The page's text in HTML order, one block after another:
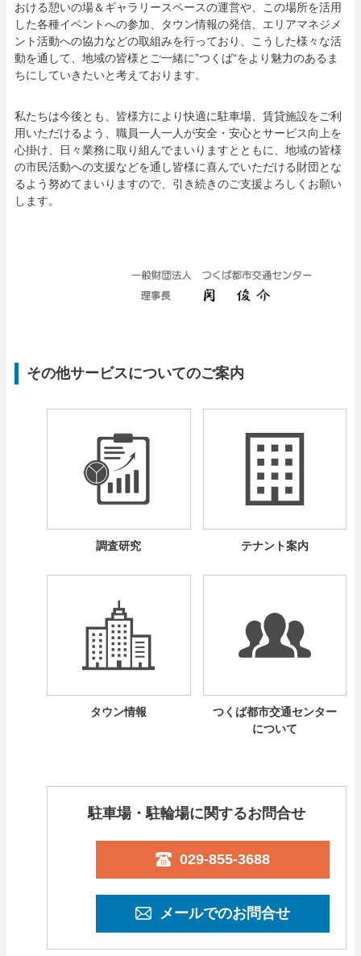
おける憩いの場＆ギャラリースペースの運営や、この場所を活用
した各種イベントへの参加、タウン情報の発信、エリアマネジメ
ント活動への協力などの取組みを行っており、こうした様々な活
動を通して、地域の皆様とご一緒に”つくば“をより魅力のあるま
ちにしていきたいと考えております。
私たちは今後とも、皆様方により快適に駐車場、賃貸施設をご利
用いただけるよう、職員一人一人が安全・安心とサービス向上を
心掛け、日々業務に取り組んでまいりますとともに、地域の皆様
の市民活動への支援などを通し皆様に喜んでいただける財団とな
るよう努めてまいりますので、引き続きのご支援よろしくお願い
します。
その他サービスについてのご案内
調査研究 テナント案内
タウン情報
つくば都市交通センター
について
駐車場・駐輪場に関するお問合せ
029-855-3688
メールでのお問合せ